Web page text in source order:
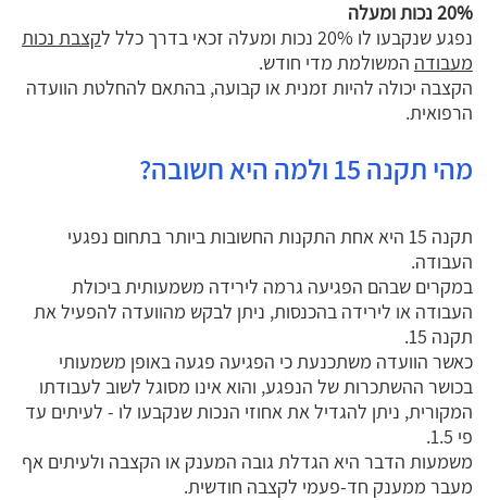
20% נכות ומעלה
נפגע שנקבעו לו 20% נכות ומעלה זכאי בדרך כלל ל
קצבת נכות
מעבודה המשולמת מדי חודש.
הקצבה יכולה להיות זמנית או קבועה, בהתאם להחלטת הוועדה
הרפואית.
מהי תקנה 15 ולמה היא חשובה?
תקנה 15 היא אחת התקנות החשובות ביותר בתחום נפגעי
העבודה.
במקרים שבהם הפגיעה גרמה לירידה משמעותית ביכולת
העבודה או לירידה בהכנסות, ניתן לבקש מהוועדה להפעיל את
תקנה 15.
כאשר הוועדה משתכנעת כי הפגיעה פגעה באופן משמעותי
בכושר ההשתכרות של הנפגע, והוא אינו מסוגל לשוב לעבודתו
המקורית, ניתן להגדיל את אחוזי הנכות שנקבעו לו - לעיתים עד
פי 1.5.
משמעות הדבר היא הגדלת גובה המענק או הקצבה ולעיתים אף
מעבר ממענק חד-פעמי לקצבה חודשית.